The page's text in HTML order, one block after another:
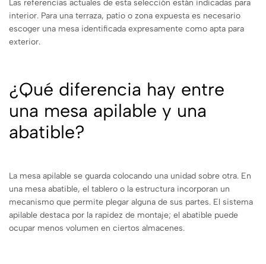
Las referencias actuales de esta selección están indicadas para
interior. Para una terraza, patio o zona expuesta es necesario
escoger una mesa identificada expresamente como apta para
exterior.
¿Qué diferencia hay entre
una mesa apilable y una
abatible?
La mesa apilable se guarda colocando una unidad sobre otra. En
una mesa abatible, el tablero o la estructura incorporan un
mecanismo que permite plegar alguna de sus partes. El sistema
apilable destaca por la rapidez de montaje; el abatible puede
ocupar menos volumen en ciertos almacenes.